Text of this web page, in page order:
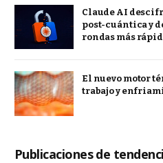
Claude AI
post-cuántica y
rondas más
El nuevo motor
trabajo y
Publicaciones de